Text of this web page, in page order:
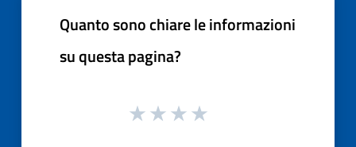
Quanto sono chiare le informazioni
su questa pagina?